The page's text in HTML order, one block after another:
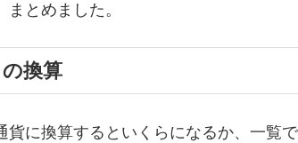
とめました。
換算
貨に換算するといくらになるか、一覧で